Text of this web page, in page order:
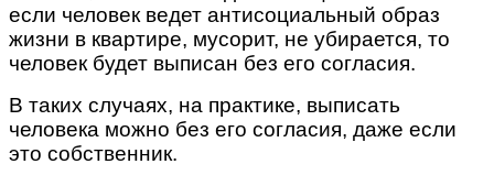
если человек ведет антисоциальный образ
жизни в квартире, мусорит, не убирается, то
человек будет выписан без его согласия.
В таких случаях, на практике, выписать
человека можно без его согласия, даже если
это собственник.